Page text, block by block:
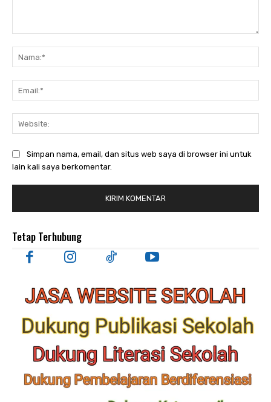
Simpan nama, email, dan situs web saya di browser ini untuk
lain kali saya berkomentar.
Tetap Terhubung